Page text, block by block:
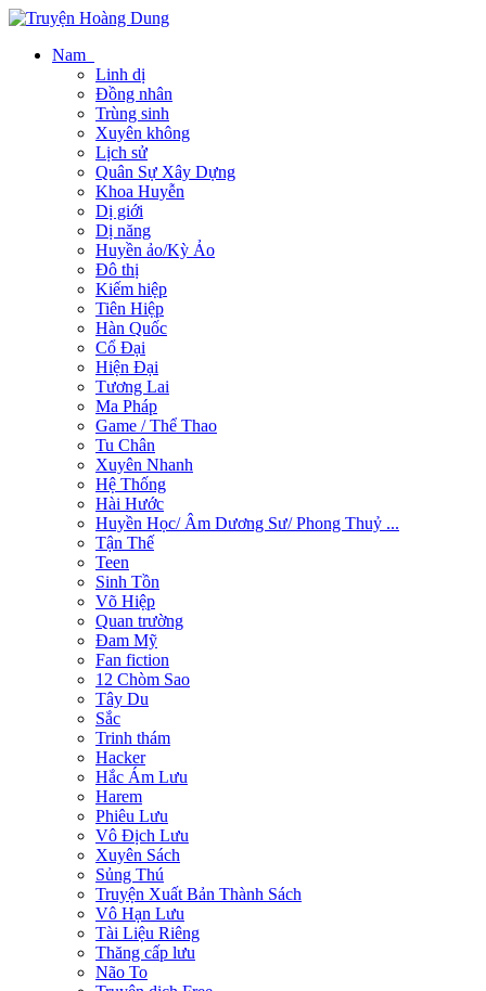
Nam
Linh dị
Đồng nhân
Trùng sinh
Xuyên không
Lịch sử
Quân Sự Xây Dựng
Khoa Huyễn
Dị giới
Dị năng
Huyền ảo/Kỳ Ảo
Đô thị
Kiếm hiệp
Tiên Hiệp
Hàn Quốc
Cổ Đại
Hiện Đại
Tương Lai
Ma Pháp
Game / Thể Thao
Tu Chân
Xuyên Nhanh
Hệ Thống
Hài Hước
Huyền Học/ Âm Dương Sư/ Phong Thuỷ ...
Tận Thế
Teen
Sinh Tồn
Võ Hiệp
Quan trường
Đam Mỹ
Fan fiction
12 Chòm Sao
Tây Du
Sắc
Trinh thám
Hacker
Hắc Ám Lưu
Harem
Phiêu Lưu
Vô Địch Lưu
Xuyên Sách
Sủng Thú
Truyện Xuất Bản Thành Sách
Vô Hạn Lưu
Tài Liệu Riêng
Thăng cấp lưu
Não To